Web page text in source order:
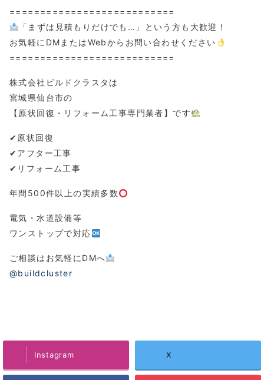
===========================
「まずは見積もりだけでも…」という方も大歓迎！
お気軽にDMまたはWebからお問い合わせください
===========================
株式会社ビルドクラスタは
宮城県仙台市の
【原状回復・リフォーム工事専門業者】です
✔︎原状回復
✔︎アフター工事
✔︎リフォーム工事
年間500件以上の実績多数
電気・水道設備等
ワンストップで対応
ご相談はお気軽にDMへ
@buildcluster
Instagram X